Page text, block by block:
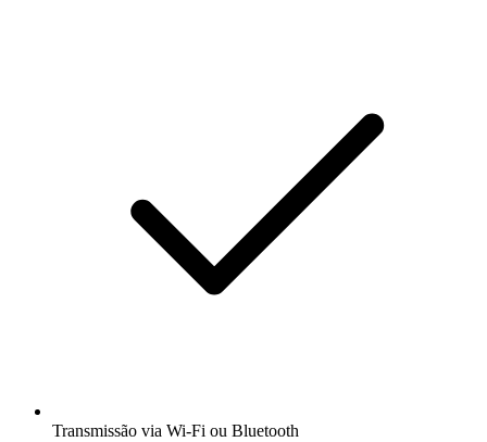
Transmissão via Wi-Fi ou Bluetooth